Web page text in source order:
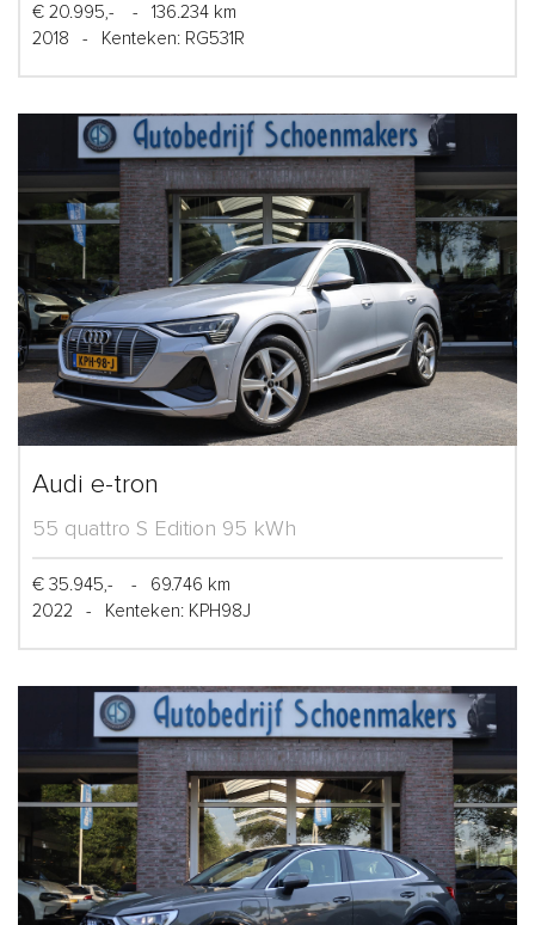
€ 20.995,- -
136.234 km
2018
- Kenteken: RG531R
Audi e-tron
55 quattro S Edition 95 kWh
€ 35.945,- -
69.746 km
2022
- Kenteken: KPH98J